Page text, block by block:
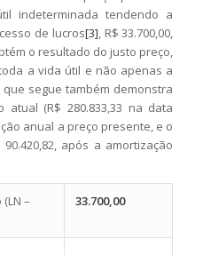
indeterminada tendendo a
de lucros[3] , R$ 33.700,00,
o resultado do justo preço,
a vida útil e não apenas a
segue também demonstra
(R$ 280.833,33 na data
anual a preço presente, e o
após a amortização
–
33.700,00